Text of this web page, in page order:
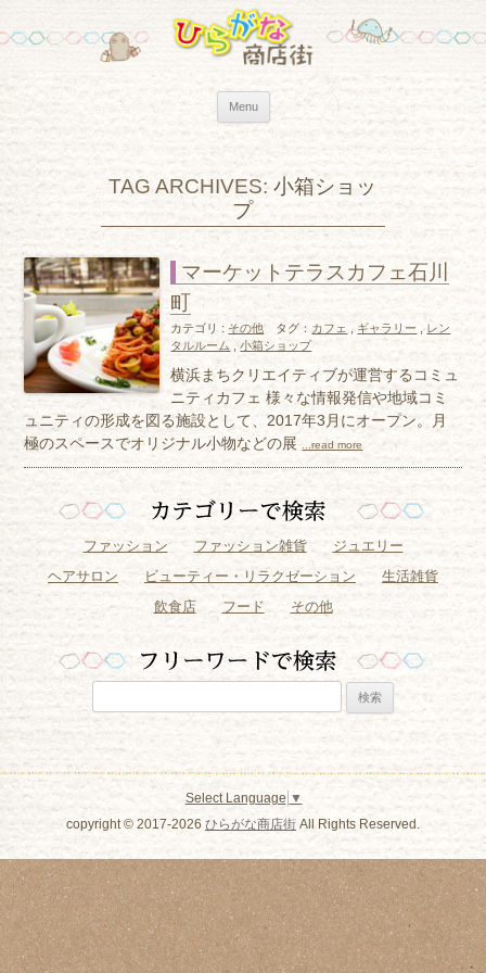
Menu Skip to content
TAG ARCHIVES:小箱ショッ
プ
マーケットテラスカフェ石川
町
カテゴリ : その他 タグ： カフェ ギャラリー ,レン
タルルーム
,小箱ショップ
横浜まちクリエイティブが運営するコミュ
ニティカフェ 様々な情報発信や地域コミ
ュニティの形成を図る施設として、2017年3月にオープン。月
極のスペースでオリジナル小物などの展
...read more
ファッション ファッション雑貨
ジュエリー
ヘアサロン
ビューティー・リラクゼーション
生活雑貨
飲食店
フード その他
索:
Select Language ▼
copyright © 2017-2026 ひらがな商店街 All Rights Reserved.